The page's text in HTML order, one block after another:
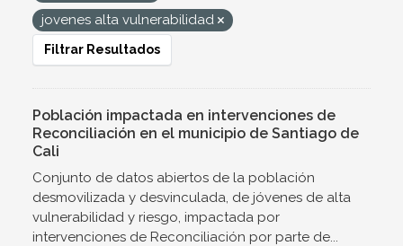
jovenes alta vulnerabilidad
Filtrar Resultados
Población impactada en intervenciones de
Reconciliación en el municipio de Santiago de
Cali
Conjunto de datos abiertos de la población
desmovilizada y desvinculada, de jóvenes de alta
vulnerabilidad y riesgo, impactada por
intervenciones de Reconciliación por parte de...